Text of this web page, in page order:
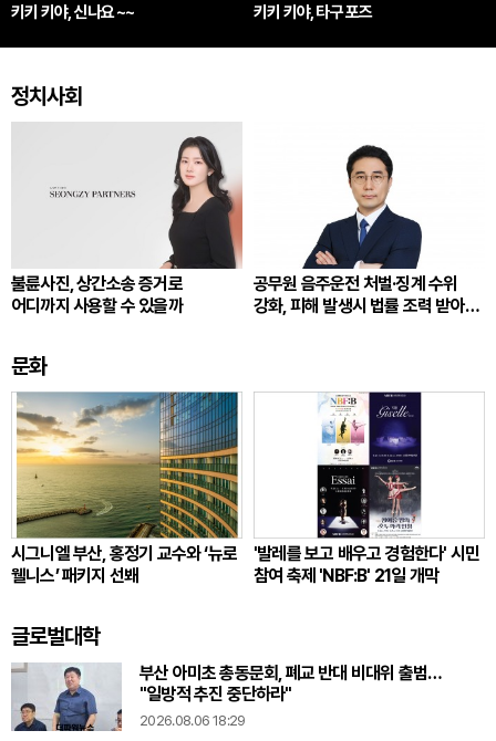
키키 키야, 신나요 ~~ 키키 키야, 타구 포즈
정치사회
불륜사진, 상간소송 증거로
어디까지 사용할 수 있을까
공무원 음주운전 처벌·징계 수위
강화, 피해 발생시 법률 조력 받아
문화
시그니엘 부산, 홍정기 교수와 ‘뉴로
웰니스’ 패키지 선봬
'발레를 보고 배우고 경험한다' 시민
참여 축제 'NBF:B' 21일 개막
글로벌대학
부산 아미초 총동문회, 폐교 반대 비대위 출범…
"일방적 추진 중단하라"
2026.08.06 18:29